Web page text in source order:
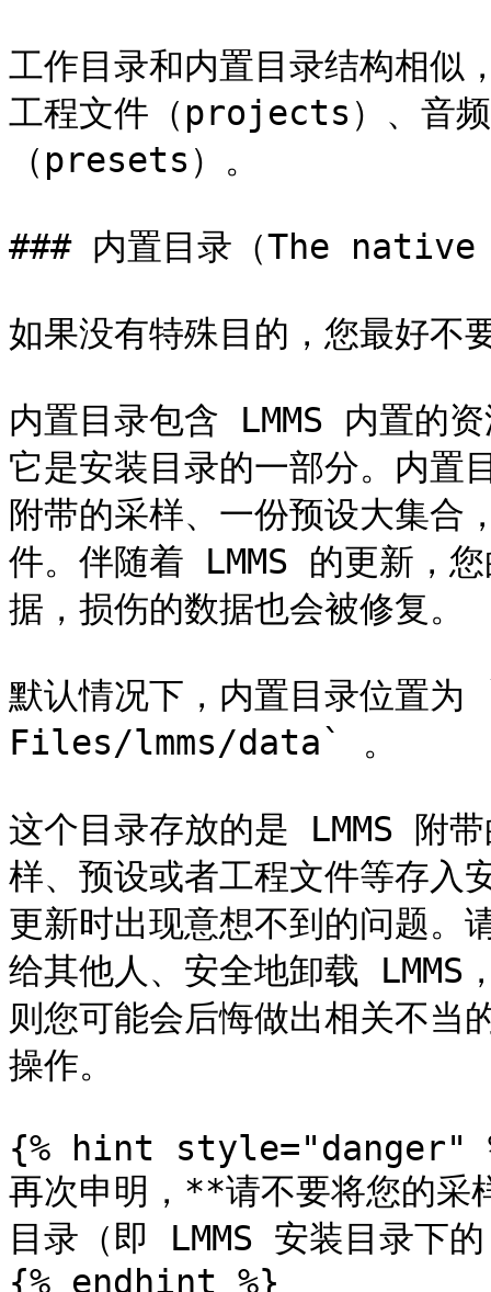
工作目录和内置目录结构相似
工程文件（projects）、音
（presets）。
### 内置目录（The
如果没有特殊目的，您最好不
内置目录包含 LMMS 内置的
它是安装目录的一部分。内置
附带的采样、一份预设大集合
件。伴随着 LMMS 的更新，
据，损伤的数据也会被修复。
默认情况下，内置目录位置
Files/lmms/data` 。
这个目录存放的是 LMMS 附
样、预设或者工程文件等存入
更新时出现意想不到的问题。
给其他人、安全地卸载 LMMS
则您可能会后悔做出相关不当
操作。
{% hint style="danger"
再次申明，**请不要将您的采
目录（即 LMMS 安装目录
{% endhint %}